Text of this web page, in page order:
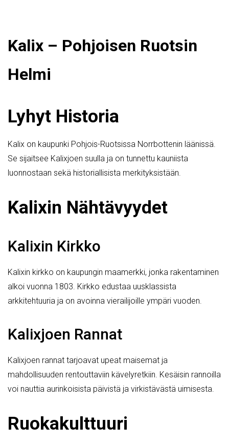
Kalix – Pohjoisen Ruotsin
Helmi
Lyhyt Historia
Kalix on kaupunki Pohjois-Ruotsissa Norrbottenin läänissä.
Se sijaitsee Kalixjoen suulla ja on tunnettu kauniista
luonnostaan sekä historiallisista merkityksistään.
Kalixin Nähtävyydet
Kalixin Kirkko
Kalixin kirkko on kaupungin maamerkki, jonka rakentaminen
alkoi vuonna 1803. Kirkko edustaa uusklassista
arkkitehtuuria ja on avoinna vierailijoille ympäri vuoden.
Kalixjoen Rannat
Kalixjoen rannat tarjoavat upeat maisemat ja
mahdollisuuden rentouttaviin kävelyretkiin. Kesäisin rannoilla
voi nauttia aurinkoisista päivistä ja virkistävästä uimisesta.
Ruokakulttuuri